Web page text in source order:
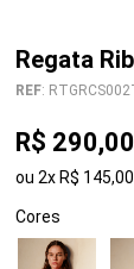
Regata
REF:
R$ 290,00
ou 2x R$ 145,00
Cores